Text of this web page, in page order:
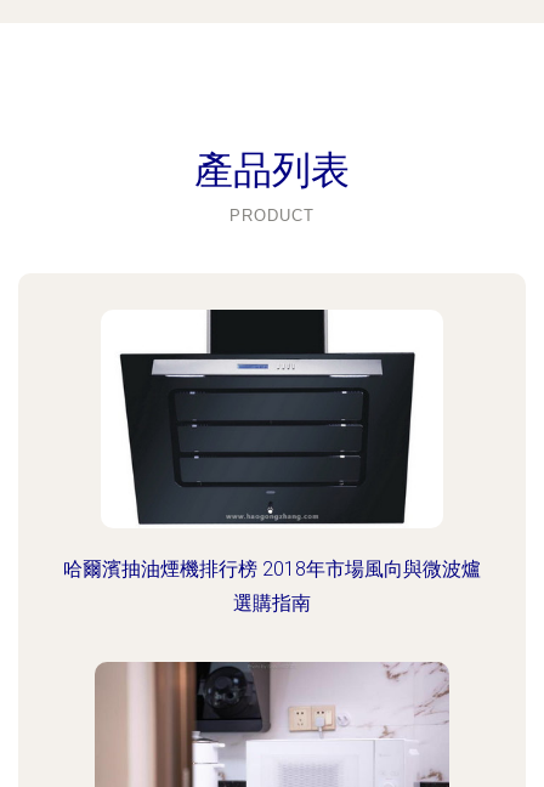
產品列表
PRODUCT
哈爾濱抽油煙機排行榜 2018年市場風向與微波爐
選購指南